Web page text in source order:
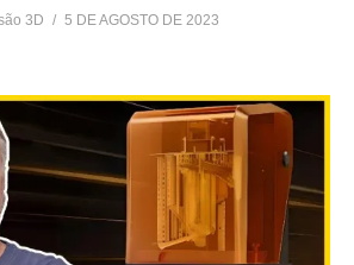
3D
5 DE AGOSTO DE 2023